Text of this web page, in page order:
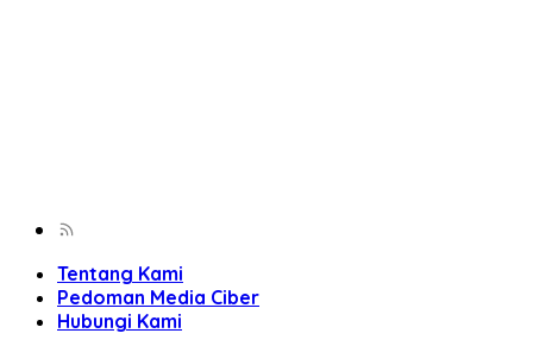
Tentang Kami
Pedoman Media Ciber
Hubungi Kami